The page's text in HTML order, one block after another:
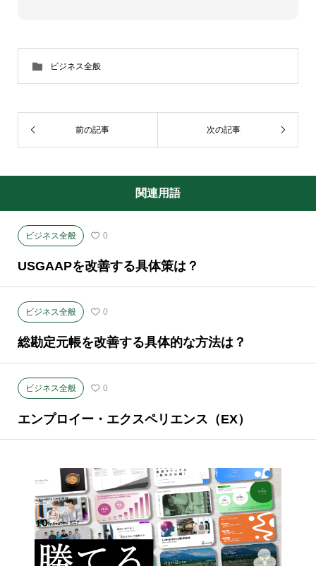
ビジネス全般
前の記事 次の記事
関連用語
ビジネス全般 0
USGAAPを改善する具体策は？
ビジネス全般 0
総勘定元帳を改善する具体的な方法は？
ビジネス全般 0
エンプロイー・エクスペリエンス（EX）